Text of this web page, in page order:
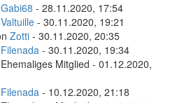
Gabi68 - 28.11.2020, 17:54
Valtuille - 30.11.2020, 19:21
Zotti - 30.11.2020, 20:35
Filenada - 30.11.2020, 19:34
Mitglied - 01.12.2020,
Filenada - 10.12.2020, 21:18